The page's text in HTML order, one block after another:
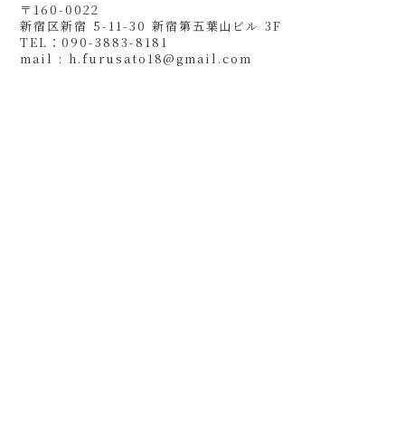
〒160-0022
新宿区新宿 5-11-30 新宿第五葉山ビル 3F
TEL：090-3883-8181
mail : h.furusato18@gmail.com